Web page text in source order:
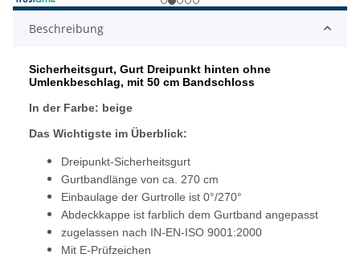
Beschreibung
Sicherheitsgurt, Gurt Dreipunkt hinten ohne
Umlenkbeschlag, mit 50 cm Bandschloss
In der Farbe: beige
Das Wichtigste im Überblick:
Dreipunkt-Sicherheitsgurt
Gurtbandlänge von ca. 270 cm
Einbaulage der Gurtrolle ist 0°/270°
Abdeckkappe ist farblich dem Gurtband angepasst
zugelassen nach IN-EN-ISO 9001:2000
Mit E-Prüfzeichen